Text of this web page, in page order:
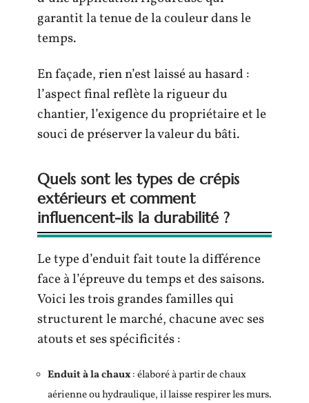
garantit la tenue de la couleur dans le
temps.
En façade, rien n’est laissé au hasard :
l’aspect final reflète la rigueur du
chantier, l’exigence du propriétaire et le
souci de préserver la valeur du bâti.
Quels sont les types de crépis
extérieurs et comment
influencent-ils la durabilité ?
Le type d’enduit fait toute la différence
face à l’épreuve du temps et des saisons.
Voici les trois grandes familles qui
structurent le marché, chacune avec ses
atouts et ses spécificités :
Enduit à la chaux: élaboré à partir de chaux
aérienne ou hydraulique, il laisse respirer les murs.